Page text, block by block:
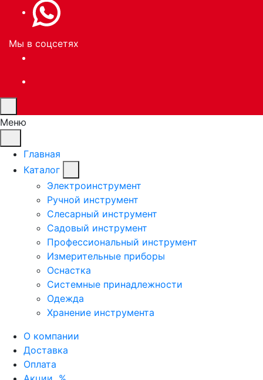
Мы в соцсетях
Меню
Главная
Каталог
Электроинструмент
Ручной инструмент
Слесарный инструмент
Садовый инструмент
Профессиональный инструмент
Измерительные приборы
Оснастка
Системные принадлежности
Одежда
Хранение инструмента
О компании
Доставка
Оплата